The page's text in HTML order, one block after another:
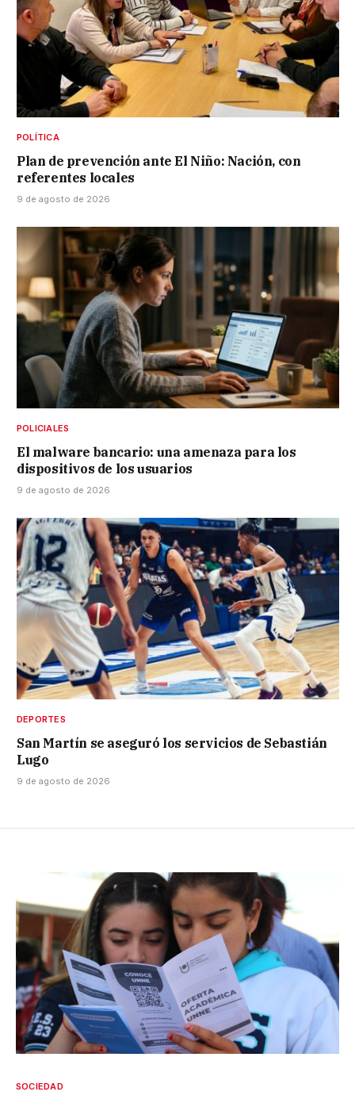
POLÍTICA
Plan de prevención ante El Niño: Nación, con
referentes locales
9 de agosto de 2026
POLICIALES
El malware bancario: una amenaza para los
dispositivos de los usuarios
9 de agosto de 2026
DEPORTES
San Martín se aseguró los servicios de Sebastián
Lugo
9 de agosto de 2026
SOCIEDAD